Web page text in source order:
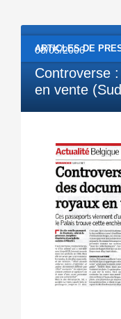
ARTICLES DE
08/05/2006
Controverse
en vente